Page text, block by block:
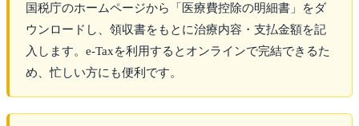
国税庁のホームページから「医療費控除の明細書」をダ
ウンロードし、領収書をもとに治療内容・支払金額を記
入します。e-Taxを利用するとオンラインで完結できるた
め、忙しい方にも便利です。